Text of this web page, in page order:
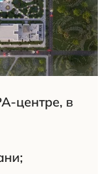
центре, в